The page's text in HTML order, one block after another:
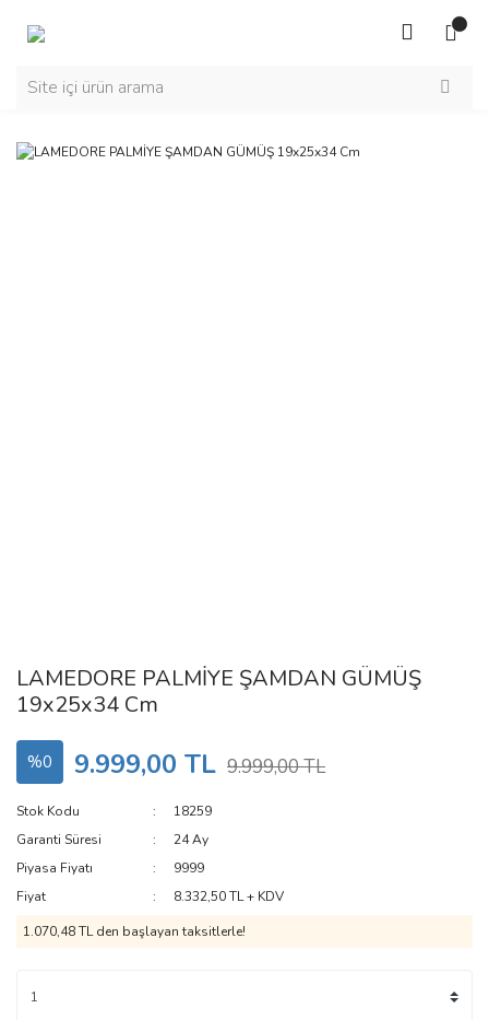
LAMEDORE PALMİYE ŞAMDAN GÜMÜŞ
19x25x34 Cm
%0 9.999,00 TL 9.999,00 TL
Stok Kodu
18259
Garanti Süresi
24 Ay
Piyasa Fiyatı
9999
Fiyat
8.332,50 TL + KDV
1.070,48 TL den başlayan taksitlerle!